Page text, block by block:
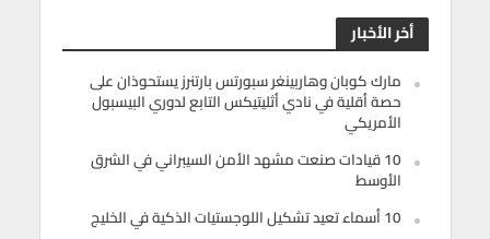
أخر الأخبار
مارك كوبان وهاربينغر سبورتس بارتنرز يستحوذان على
حصة أقلية في نادي أثليتيكس التابع لدوري البيسبول
الأمريكي
10 قيادات صنعت مشهد الأمن السيبراني في الشرق
الأوسط
10 أسماء تعيد تشكيل اللوجستيات الذكية في الخليج